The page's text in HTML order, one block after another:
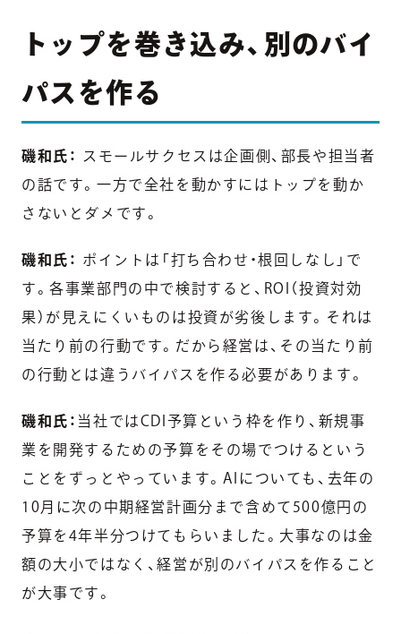
トップを巻き込み、別のバイ
パスを作る
磯和氏：
スモールサクセスは企画側、部長や担当者
の話です。一方で全社を動かすにはトップを動か
さないとダメです。
磯和氏：
ポイントは「打ち合わせ・根回しなし」で
す。各事業部門の中で検討すると、ROI（投資対効
果）が見えにくいものは投資が劣後します。それは
当たり前の行動です。だから経営は、その当たり前
の行動とは違うバイパスを作る必要があります。
磯和氏： 当社ではCDI予算という枠を作り、新規事
業を開発するための予算をその場でつけるという
ことをずっとやっています。AIについても、去年の
10月に次の中期経営計画分まで含めて500億円の
予算を4年半分つけてもらいました。大事なのは金
額の大小ではなく、経営が別のバイパスを作ること
が大事です。